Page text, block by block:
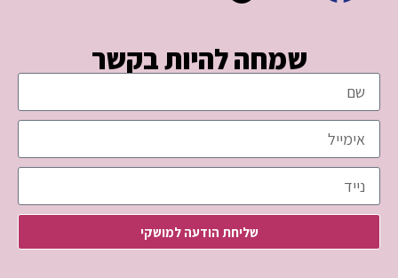
שמחה להיות בקשר
שליחת הודעה למושקי